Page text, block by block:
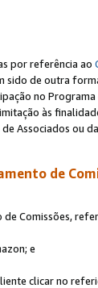
por referência ao
de outra
no
às
Associados ou
de
Comissões,
e
clicar no